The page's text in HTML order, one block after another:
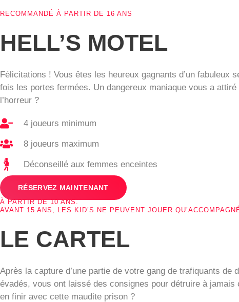
RECOMMANDÉ À PARTIR DE 16 ANS
HELL’S MOTEL
Félicitations ! Vous êtes les heureux gagnants d’un
fois les portes fermées. Un dangereux maniaque vous a
l’horreur ?
4 joueurs minimum
8 joueurs maximum
Déconseillé aux femmes enceintes
RÉSERVEZ MAINTENANT
À PARTIR DE 10 ANS.
AVANT 15 ANS, LES KID’S NE PEUVENT JOUER
LE CARTEL
Après la capture d’une partie de votre gang de trafiquants
évadés, vous ont laissé des consignes pour détruire à
en finir avec cette maudite prison ?